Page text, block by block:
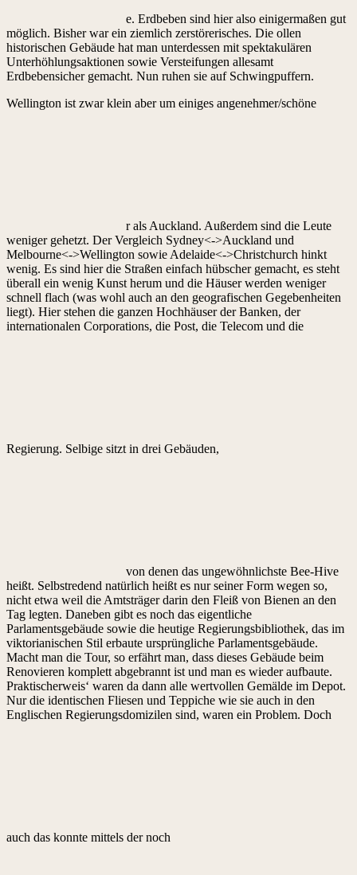
e. Erdbeben sind hier also einigermaßen gut
möglich. Bisher war ein ziemlich zerstörerisches. Die ollen
historischen Gebäude hat man unterdessen mit spektakulären
Unterhöhlungsaktionen sowie Versteifungen allesamt
Erdbebensicher gemacht. Nun ruhen sie auf Schwingpuffern.
Wellington ist zwar klein aber um einiges angenehmer/schöne
r als Auckland. Außerdem sind die Leute
weniger gehetzt. Der Vergleich Sydney<->Auckland und
Melbourne<->Wellington sowie Adelaide<->Christchurch hinkt
wenig. Es sind hier die Straßen einfach hübscher gemacht, es steht
überall ein wenig Kunst herum und die Häuser werden weniger
schnell flach (was wohl auch an den geografischen Gegebenheiten
liegt). Hier stehen die ganzen Hochhäuser der Banken, der
internationalen Corporations, die Post, die Telecom und die
Regierung. Selbige sitzt in drei Gebäuden,
von denen das ungewöhnlichste Bee-Hive
heißt. Selbstredend natürlich heißt es nur seiner Form wegen so,
nicht etwa weil die Amtsträger darin den Fleiß von Bienen an den
Tag legten. Daneben gibt es noch das eigentliche
Parlamentsgebäude sowie die heutige Regierungsbibliothek, das im
viktorianischen Stil erbaute ursprüngliche Parlamentsgebäude.
Macht man die Tour, so erfährt man, dass dieses Gebäude beim
Renovieren komplett abgebrannt ist und man es wieder aufbaute.
Praktischerweis‘ waren da dann alle wertvollen Gemälde im Depot.
Nur die identischen Fliesen und Teppiche wie sie auch in den
Englischen Regierungsdomizilen sind, waren ein Problem. Doch
auch das konnte mittels der noch